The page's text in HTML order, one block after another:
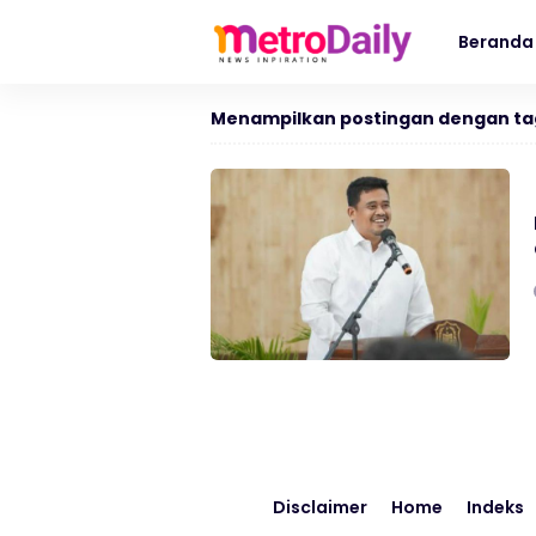
Beranda
Menampilkan postingan dengan
Disclaimer Home Indeks